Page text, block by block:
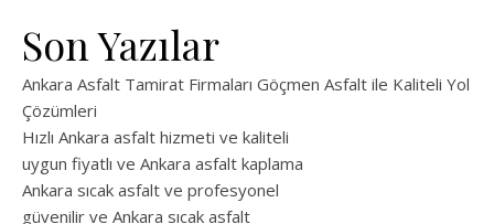
Son Yazılar
Ankara Asfalt Tamirat Firmaları Göçmen Asfalt ile Kaliteli Yol
Çözümleri
Hızlı Ankara asfalt hizmeti ve kaliteli
uygun fiyatlı ve Ankara asfalt kaplama
Ankara sıcak asfalt ve profesyonel
güvenilir ve Ankara sıcak asfalt